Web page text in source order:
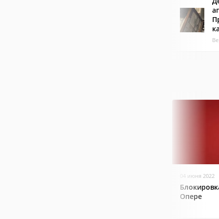
04 июня 2022
Опере